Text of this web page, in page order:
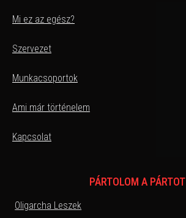
Mi ez az egész?
Szervezet
Munkacsoportok
Ami már történelem
Kapcsolat
PÁRTOLOM A PÁRTOT
Oligarcha Leszek